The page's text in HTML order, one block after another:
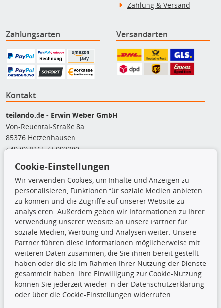
Zahlung & Versand
Zahlungsarten Versandarten
Kontakt
teilando.de - Erwin Weber GmbH
Von-Reuental-Straße 8a
85376 Hetzenhausen
+49 (0) 8165 / 5093200
shop@teilando.de
Top Produkte
Beleuchtung
Bremsbeläge
Bremsscheiben
Kupplungssatz
Querlenker
Radlager
Stoßdämpfer
TecDoc Inside
Cookie-Einstellungen
Wir verwenden Cookies, um Inhalte und Anzeigen zu
personalisieren, Funktionen für soziale Medien anbieten
zu können und die Zugriffe auf unserer Website zu
analysieren. Außerdem geben wir Informationen zu Ihrer
Verwendung unserer Website an unsere Partner für
soziale Medien, Werbung und Analysen weiter. Unsere
Partner führen diese Informationen möglicherweise mit
weiteren Daten zusammen, die Sie ihnen bereit gestellt
haben oder die sie im Rahmen Ihrer Nutzung der Dienste
gesammelt haben. Ihre Einwilligung zur Cookie-Nutzung
können Sie jederzeit wieder in der Datenschutzerklärung
oder über die Cookie-Einstellungen widerrufen.